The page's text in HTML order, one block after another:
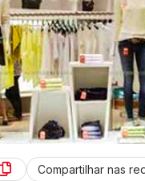
Compartilhar nas